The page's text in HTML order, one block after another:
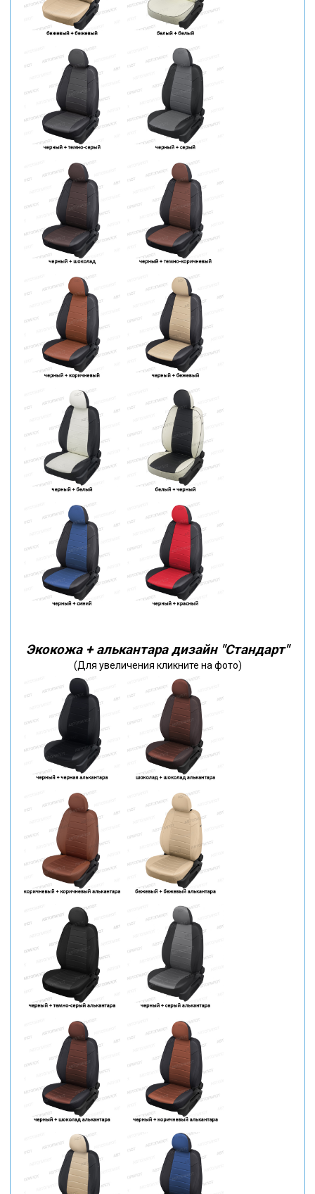
Экокожа + алькантара дизайн "Стандарт"
(Для увеличения кликните на фото)